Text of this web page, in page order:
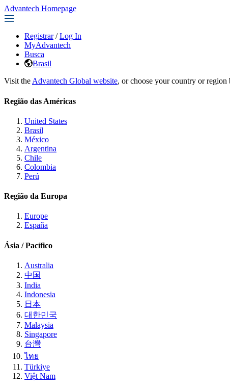
Advantech Homepage
Registrar / Log In
MyAdvantech
Busca
Brasil
Visit the Advantech Global website, or choose your country or region
Região das Américas
United States
Brasil
México
Argentina
Chile
Colombia
Perú
Região da Europa
Europe
España
Ásia / Pacífico
Australia
中国
India
Indonesia
日本
대한민국
Malaysia
Singapore
台灣
ไทย
Türkiye
Việt Nam